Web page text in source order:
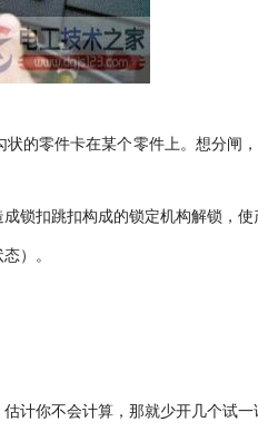
的零件卡在某个零件上。想分闸
锁扣跳扣构成的锁定机构解锁，使
）。
估计你不会计算，那就少开几个试一